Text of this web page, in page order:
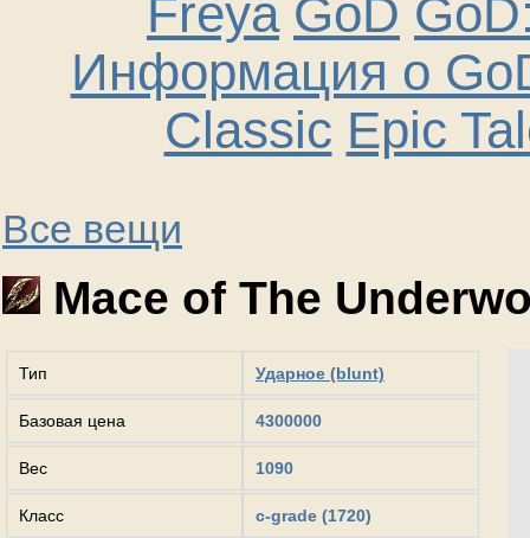
Freya GoD
Информация о
Classic Epic
Все вещи
Mace of The
Тип Ударное (blunt)
Базовая цена 4300000
Вес 1090
Класс c-grade (1720)